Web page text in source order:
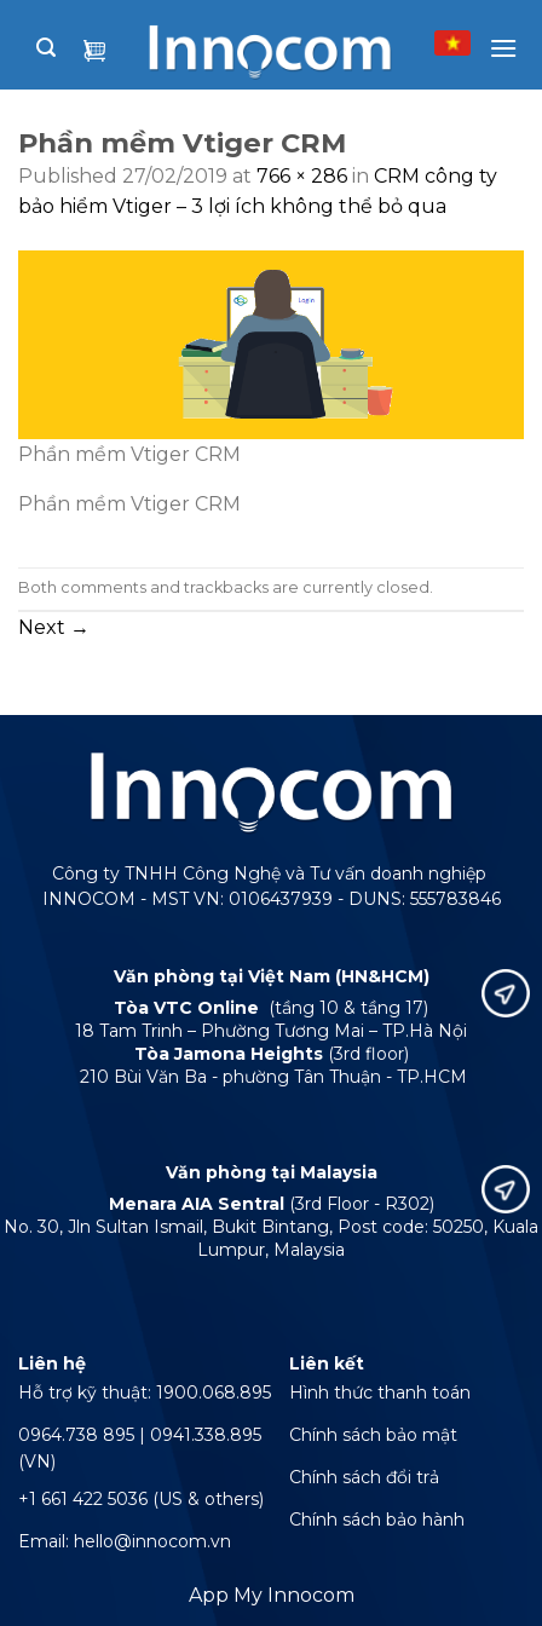
Phần mềm Vtiger CRM
Published 27/02/2019 at 766 × 286 in CRM công ty
bảo hiểm Vtiger – 3 lợi ích không thể bỏ qua
Phần mềm Vtiger CRM
Phần mềm Vtiger CRM
Both comments and trackbacks are currently closed.
Next →
Công ty TNHH Công Nghệ và Tư vấn doanh nghiệp
INNOCOM - MST VN: 0106437939 - DUNS: 555783846
Văn phòng tại Việt Nam (HN&HCM)
Tòa VTC Online
(tầng 10 & tầng 17)
18 Tam Trinh – Phường Tương Mai – TP.Hà Nội
Tòa Jamona Heights (3rd floor)
210 Bùi Văn Ba - phường Tân Thuận - TP.HCM
Văn phòng tại Malaysia
Menara AIA Sentral (3rd Floor - R302)
No. 30, Jln Sultan Ismail, Bukit Bintang, Post code: 50250, Kuala
Lumpur, Malaysia
Liên hệ
Hỗ trợ kỹ thuật: 1900.068.895
0964.738 895 | 0941.338.895
(VN)
+1 661 422 5036 (US & others)
Email: hello@innocom.vn
Liên kết
Hình thức thanh toán
Chính sách bảo mật
Chính sách đổi trả
Chính sách bảo hành
App My Innocom